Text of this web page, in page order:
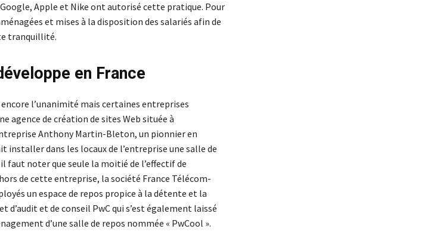
Apple et Nike ont autorisé cette pratique. Pour
et mises à la disposition des salariés afin de
tranquillité.
en France
l’unanimité mais certaines entreprises
agence de création de sites Web située à
Anthony Martin-Bleton, un pionnier en
installer dans les locaux de l’entreprise une salle de
faut noter que seule la moitié de l’effectif de
de cette entreprise, la société France Télécom-
un espace de repos propice à la détente et la
d’audit et de conseil PwC qui s’est également laissé
d’une salle de repos nommée « PwCool ».